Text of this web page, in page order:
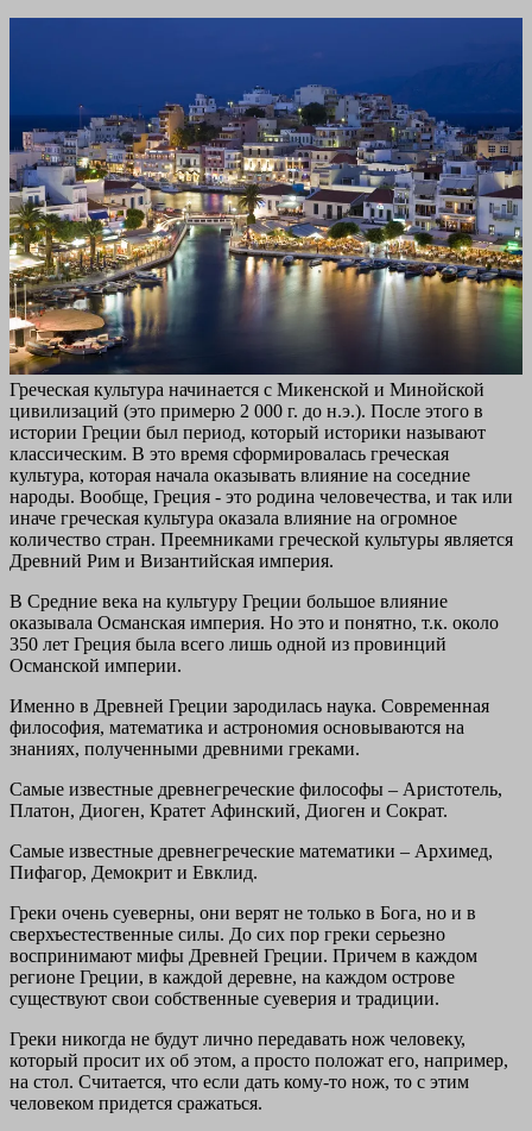
Греческая культура начинается с Микенской и Минойской
цивилизаций (это примерю 2 000 г. до н.э.). После этого в
истории Греции был период, который историки называют
классическим. В это время сформировалась греческая
культура, которая начала оказывать влияние на соседние
народы. Вообще, Греция - это родина человечества, и так или
иначе греческая культура оказала влияние на огромное
количество стран. Преемниками греческой культуры является
Древний Рим и Византийская империя.
В Средние века на культуру Греции большое влияние
оказывала Османская империя. Но это и понятно, т.к. около
350 лет Греция была всего лишь одной из провинций
Османской империи.
Именно в Древней Греции зародилась наука. Современная
философия, математика и астрономия основываются на
знаниях, полученными древними греками.
Самые известные древнегреческие философы – Аристотель,
Платон, Диоген, Кратет Афинский, Диоген и Сократ.
Самые известные древнегреческие математики – Архимед,
Пифагор, Демокрит и Евклид.
Греки очень суеверны, они верят не только в Бога, но и в
сверхъестественные силы. До сих пор греки серьезно
воспринимают мифы Древней Греции. Причем в каждом
регионе Греции, в каждой деревне, на каждом острове
существуют свои собственные суеверия и традиции.
Греки никогда не будут лично передавать нож человеку,
который просит их об этом, а просто положат его, например,
на стол. Считается, что если дать кому-то нож, то с этим
человеком придется сражаться.